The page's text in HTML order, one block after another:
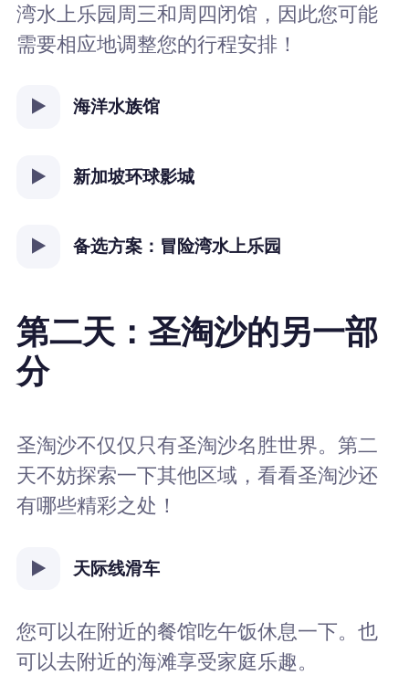
湾水上乐园周三和周四闭馆，因此您可能
需要相应地调整您的行程安排！
海洋水族馆
新加坡环球影城
备选方案：冒险湾水上乐园
第二天：圣淘沙的另一部
分
圣淘沙不仅仅只有圣淘沙名胜世界。第二
天不妨探索一下其他区域，看看圣淘沙还
有哪些精彩之处！
天际线滑车
您可以在附近的餐馆吃午饭休息一下。也
可以去附近的海滩享受家庭乐趣。